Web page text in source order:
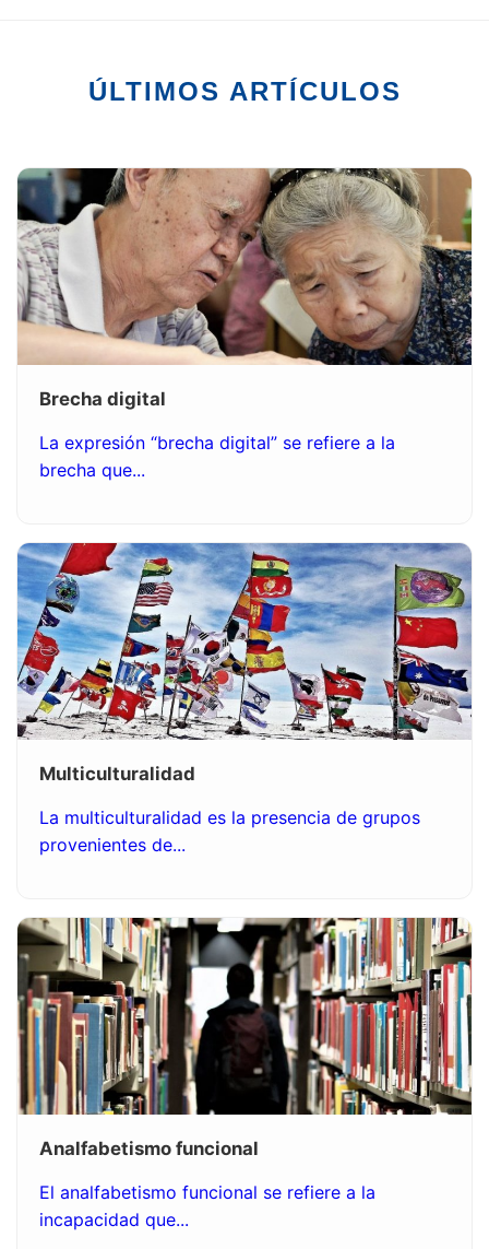
ÚLTIMOS ARTÍCULOS
Brecha digital
La expresión “brecha digital” se refiere a la
brecha que...
Multiculturalidad
La multiculturalidad es la presencia de grupos
provenientes de...
Analfabetismo funcional
El analfabetismo funcional se refiere a la
incapacidad que...